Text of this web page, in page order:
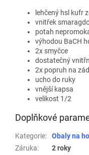
lehčený hsl kufr
vnitřek
potah
výhodou BaCH
2x smyčce
dostatečný
2x popruh na
ucho do ruky
vnější kapsa
velikost 1/2
Doplňkové
Kategorie:
Obaly na
Záruka:
2 roky